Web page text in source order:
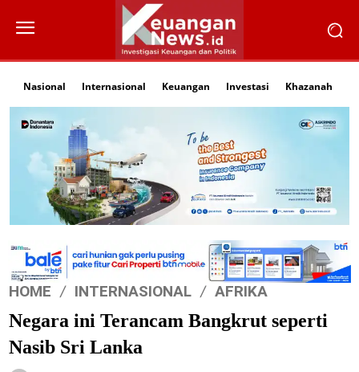
Nasional Internasional Keuangan Investasi Khazanah
HOME INTERNASIONAL AFRIKA
Negara ini Terancam Bangkrut seperti
Nasib Sri Lanka